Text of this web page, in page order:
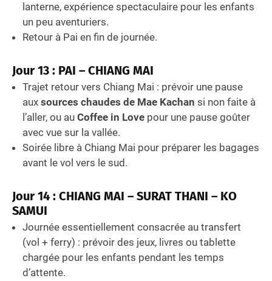
lanterne, expérience spectaculaire pour les enfants
un peu aventuriers.
Retour à Pai en fin de journée.
Jour 13 : PAI – CHIANG MAI
Trajet retour vers Chiang Mai : prévoir une pause
aux sources chaudes de Mae Kachan si non faite à
l’aller, ou au Coffee in Love pour une pause goûter
avec vue sur la vallée.
Soirée libre à Chiang Mai pour préparer les bagages
avant le vol vers le sud.
Jour 14 : CHIANG MAI – SURAT THANI – KO
SAMUI
Journée essentiellement consacrée au transfert
(vol + ferry) : prévoir des jeux, livres ou tablette
chargée pour les enfants pendant les temps
d’attente.